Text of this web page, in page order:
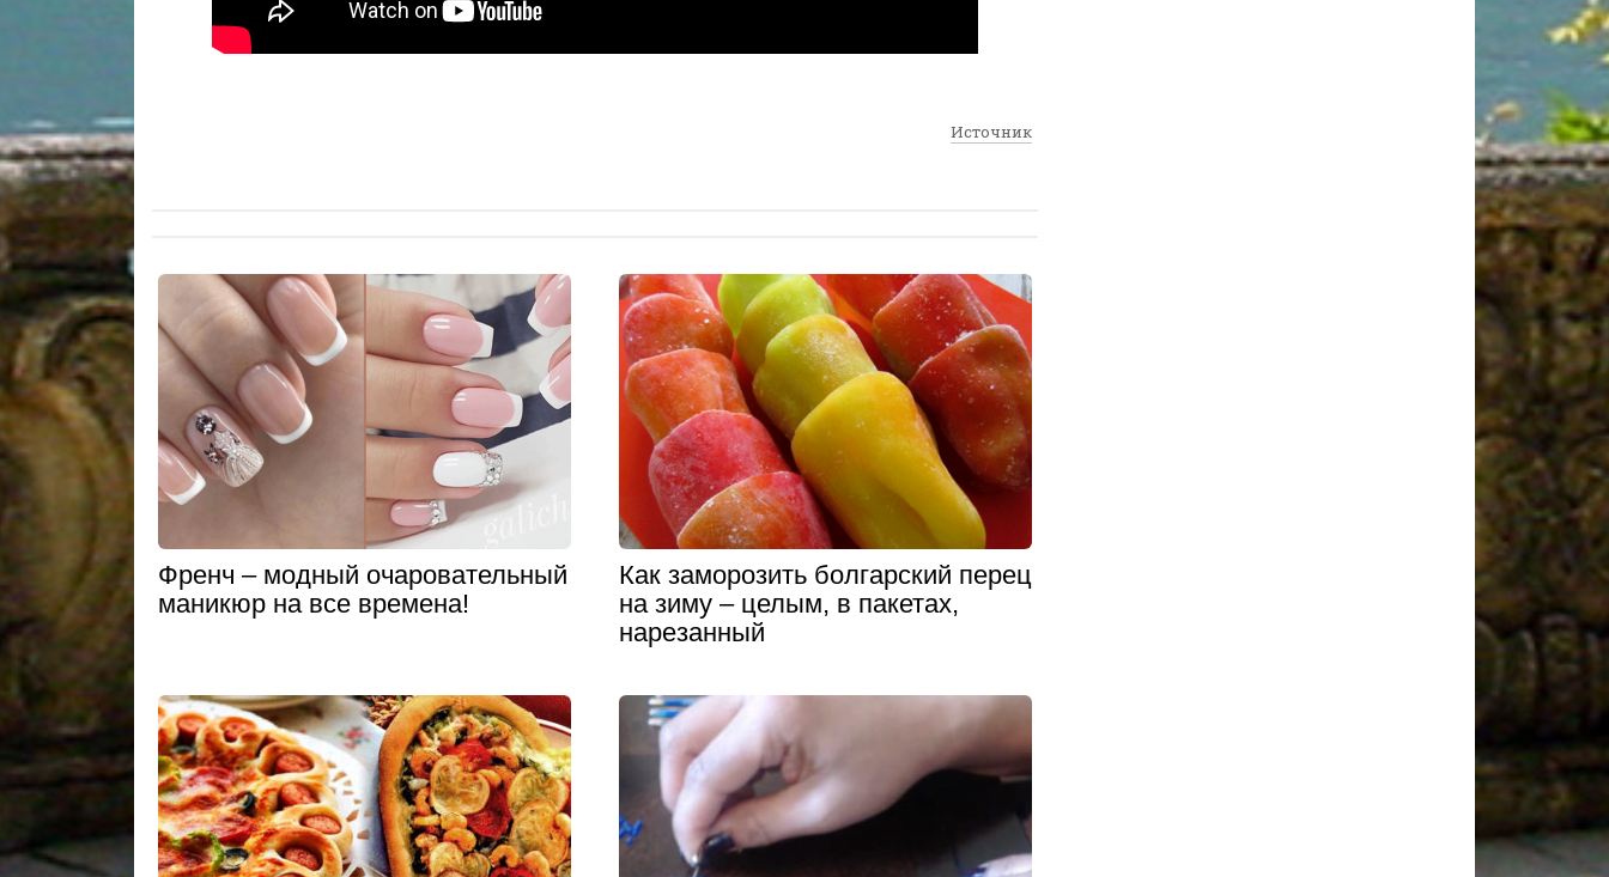
Источник
Френч – модный очаровательный
маникюр на все времена!
Как заморозить болгарский перец
на зиму – целым, в пакетах,
нарезанный